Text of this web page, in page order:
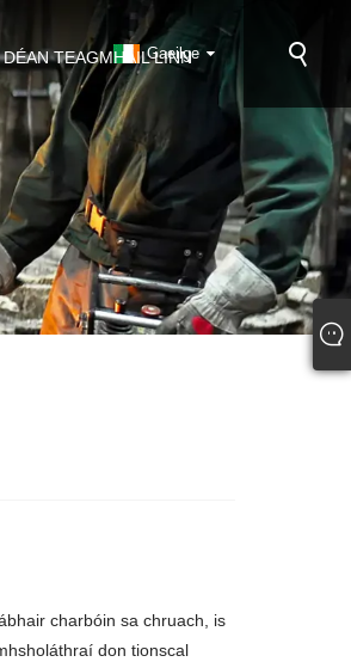
DÉAN TEAGMHÁIL LINN
Gaeilge
charbóin sa chruach, is
don tionscal